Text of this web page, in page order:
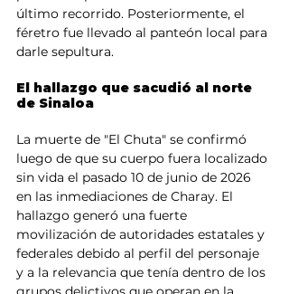
último recorrido. Posteriormente, el
féretro fue llevado al panteón local para
darle sepultura.
El hallazgo que sacudió al norte
de Sinaloa
La muerte de "El Chuta" se confirmó
luego de que su cuerpo fuera localizado
sin vida el pasado 10 de junio de 2026
en las inmediaciones de Charay. El
hallazgo generó una fuerte
movilización de autoridades estatales y
federales debido al perfil del personaje
y a la relevancia que tenía dentro de los